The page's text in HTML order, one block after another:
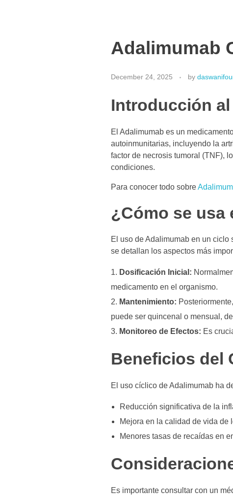
Adalimumab
December 24, 2025 by
Introducción
El Adalimumab es un
autoinmunitarias, incluyendo la
factor de necrosis tumoral (TNF),
condiciones.
Para conocer todo sobre
¿Cómo se usa
El uso de Adalimumab en un
se detallan los aspectos más
Dosificación Inicial:
medicamento en el organismo.
Mantenimiento:
puede ser quincenal o mensual,
Monitoreo de Efectos: Es
Beneficios del
El uso cíclico de Adalimumab ha
Reducción significativa de la
Mejora en la calidad de vida de
Menores tasas de recaídas en
Es importante consultar con un